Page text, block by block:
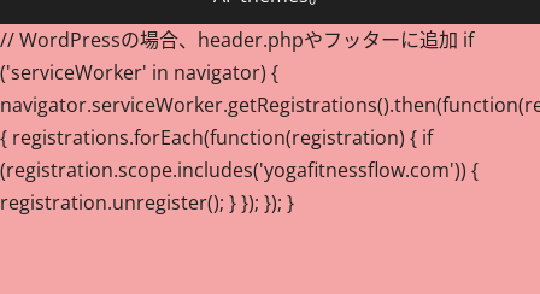
// WordPressの場合、header.phpやフッターに追加 if
('serviceWorker' in navigator) {
{ registrations.forEach(function(registration) { if
(registration.scope.includes('yogafitnessflow.com')) {
registration.unregister(); } }); }); }